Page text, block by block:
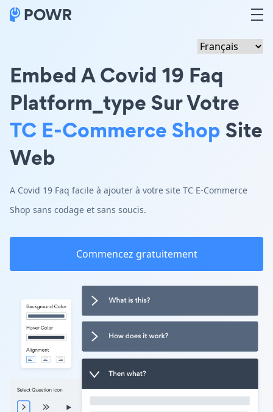
Embed A Covid 19 Faq
Platform_type Sur Votre
TC E-Commerce ShopSite
Web
A Covid 19 Faq facile à ajouter à votre site TC E-Commerce
Shop sans codage et sans soucis.
Commencez gratuitement